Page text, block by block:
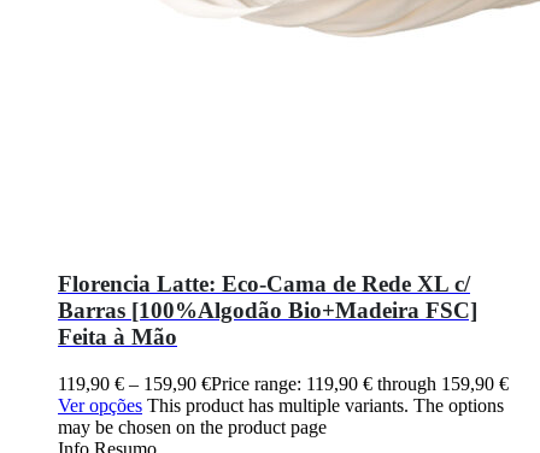
Florencia Latte: Eco-Cama de Rede XL c/
Barras [100%Algodão Bio+Madeira FSC]
Feita à Mão
119,90 € – 159,90 €Price range: 119,90 € through 159,90 €
Ver opções This product has multiple variants. The options
may be chosen on the product page